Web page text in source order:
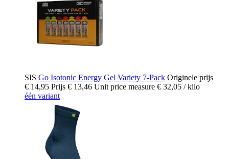
SIS Go Isotonic Energy Gel Variety 7-Pack Originele prijs
€ 14,95 Prijs € 13,46 Unit price measure € 32,05 / kilo
één variant